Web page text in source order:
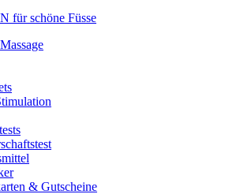
für schöne Füsse
& Gutscheine